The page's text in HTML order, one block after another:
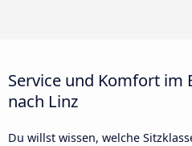
Service und Komfort im
nach Linz
Du willst wissen, welche